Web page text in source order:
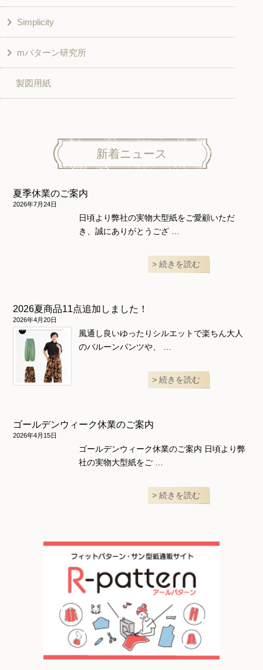
入園入学グッズ
その他
ワンピース
ベスト・ジャケット・コート
スカート
ニット地専用
和風衣類
学校家庭科教材用
その他
Simplicity
こども＆ベビー
ボトムス
ワンピース＆スーツ
ウェディング・コスチューム
mパターン研究所
子供服
ワンピース
スカート・パンツ
製図用紙
新着ニュース
夏季休業のご案内
2026年7月24日
日頃より弊社の実物大型紙をご愛顧いただ
き、誠にありがとうござ …
続きを読む
2026夏商品11点追加しました！
2026年4月20日
風通し良いゆったりシルエットで楽ちん大人
のバルーンパンツや、 …
続きを読む
ゴールデンウィーク休業のご案内
2026年4月15日
ゴールデンウィーク休業のご案内 日頃より弊
社の実物大型紙をご …
続きを読む